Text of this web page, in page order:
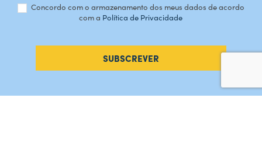
Concordo com o armazenamento dos meus dados de acordo
com a Política de Privacidade
SUBSCREVER